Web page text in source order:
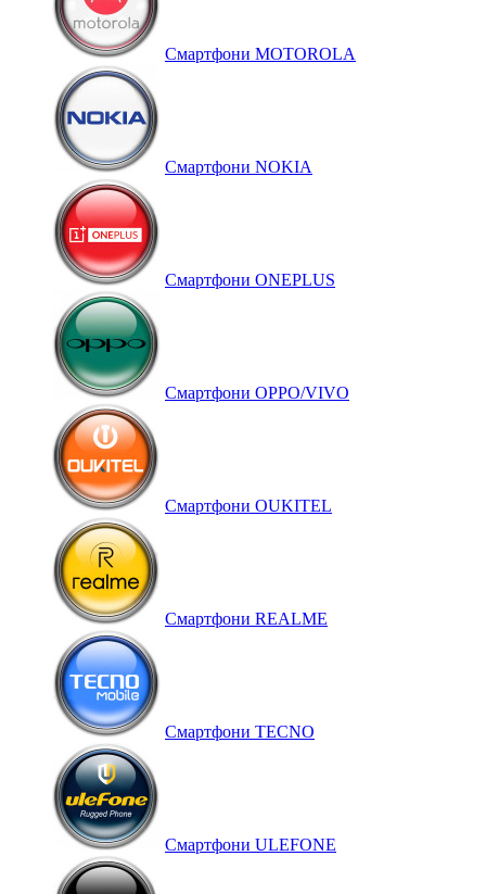
Смартфони MOTOROLA
Смартфони NOKIA
Смартфони ONEPLUS
Смартфони OPPO/VIVO
Смартфони OUKITEL
Смартфони REALME
Смартфони TECNO
Смартфони ULEFONE